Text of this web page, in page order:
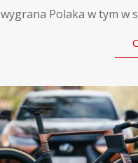
Polaka w tym w